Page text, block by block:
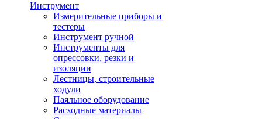
Инструмент
Измерительные приборы и
тестеры
Инструмент ручной
Инструменты для
опрессовки, резки и
изоляции
Лестницы, строительные
ходули
Паяльное оборудование
Расходные материалы